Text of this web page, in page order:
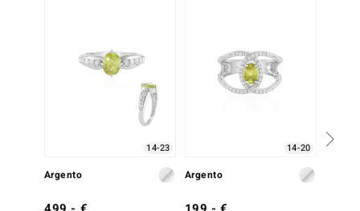
Somma del peso in carati
Taglio rotondo
Quarta pietra preziosa
Varietà delle gemme Quantità e dimensione
14-23
Argento
14-20
Argento